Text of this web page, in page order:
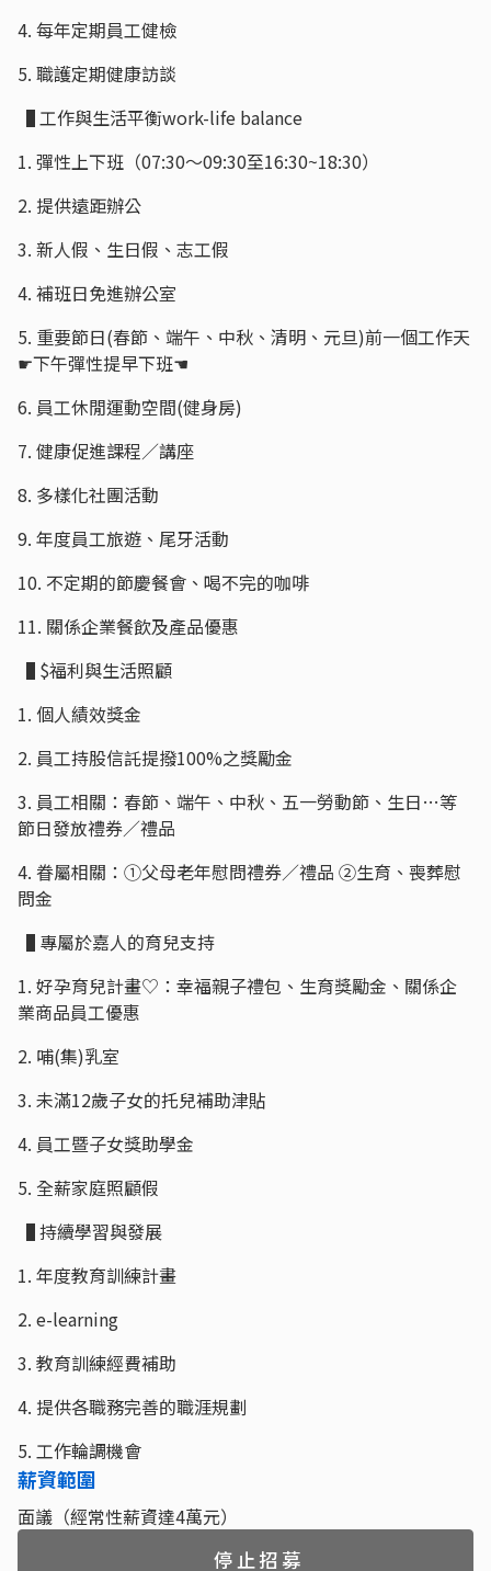
4. 每年定期員工健檢
5. 職護定期健康訪談
▐ 工作與生活平衡work-life balance
1. 彈性上下班（07:30～09:30至16:30~18:30）
2. 提供遠距辦公
3. 新人假、生日假、志工假
4. 補班日免進辦公室
5. 重要節日(春節、端午、中秋、清明、元旦)前一個工作天
☛下午彈性提早下班☚
6. 員工休閒運動空間(健身房)
7. 健康促進課程／講座
8. 多樣化社團活動
9. 年度員工旅遊、尾牙活動
10. 不定期的節慶餐會、喝不完的咖啡
11. 關係企業餐飲及產品優惠
▐ $福利與生活照顧
1. 個人績效獎金
2. 員工持股信託提撥100%之獎勵金
3. 員工相關：春節、端午、中秋、五一勞動節、生日…等
節日發放禮券／禮品
4. 眷屬相關：①父母老年慰問禮券／禮品 ②生育、喪葬慰
問金
▐ 專屬於嘉人的育兒支持
1. 好孕育兒計畫♡：幸福親子禮包、生育獎勵金、關係企
業商品員工優惠
2. 哺(集)乳室
3. 未滿12歲子女的托兒補助津貼
4. 員工暨子女獎助學金
5. 全薪家庭照顧假
▐ 持續學習與發展
1. 年度教育訓練計畫
2. e-learning
3. 教育訓練經費補助
4. 提供各職務完善的職涯規劃
5. 工作輪調機會
薪資範圍
面議（經常性薪資達4萬元）
停止招募